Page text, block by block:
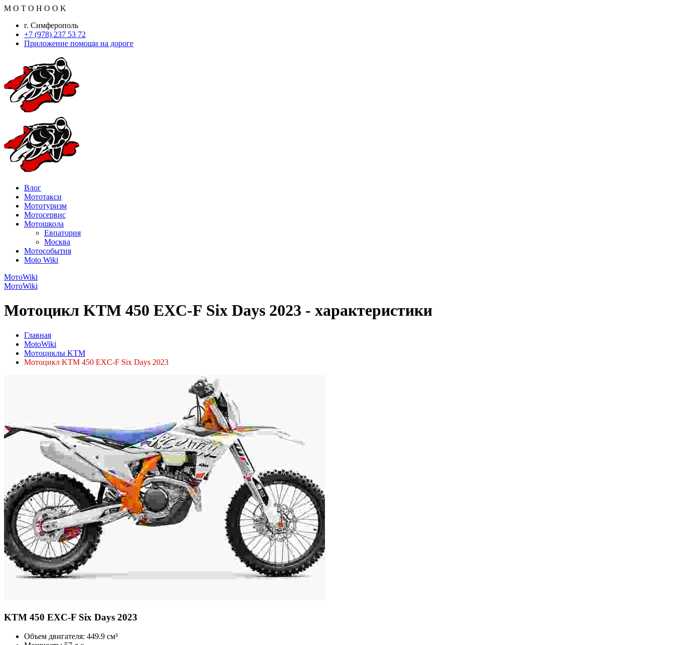
M O T O H O O K
г. Симферополь
+7 (978) 237 53 72
Приложение помощи на дороге
Влог
Мототакси
Мототуризм
Мотосервис
Мотошкола
Евпатория
Москва
Мотособытия
Moto Wiki
МотоWiki
МотоWiki
Мотоцикл KTM 450 EXC-F Six Days 2023 - характеристики
Главная
MotoWiki
Мотоциклы KTM
Мотоцикл KTM 450 EXC-F Six Days 2023
KTM 450 EXC-F Six Days 2023
Объем двигателя: 449.9 см³